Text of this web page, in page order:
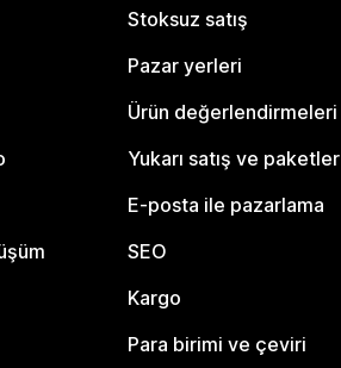
Stoksuz satış
Pazar yerleri
Ürün değerlendirmeleri
Yukarı satış ve paketler
E-posta ile pazarlama
SEO
Kargo
Para birimi ve çeviri